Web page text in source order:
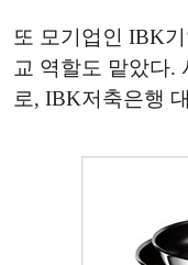
또 모기업인 IBK
교 역할도 맡았다.
로, IBK저축은행